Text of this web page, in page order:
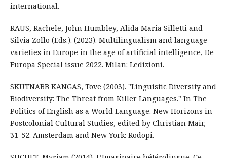
international.
RAUS, Rachele, John Humbley, Alida Maria Silletti and
Silvia Zollo (Eds.). (2023). Multilingualism and language
varieties in Europe in the age of artificial intelligence, De
Europa Special issue 2022. Milan: Ledizioni.
SKUTNABB KANGAS, Tove (2003). "Linguistic Diversity and
Biodiversity: The Threat from Killer Languages." In The
Politics of English as a World Language. New Horizons in
Postcolonial Cultural Studies, edited by Christian Mair,
31-52. Amsterdam and New York: Rodopi.